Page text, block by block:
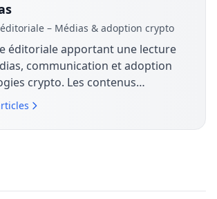
– Médias & adoption crypto
éditoriale apportant une lecture
communication et adoption
crypto. Les contenus
stratégies de marque, les
leur discours autour du